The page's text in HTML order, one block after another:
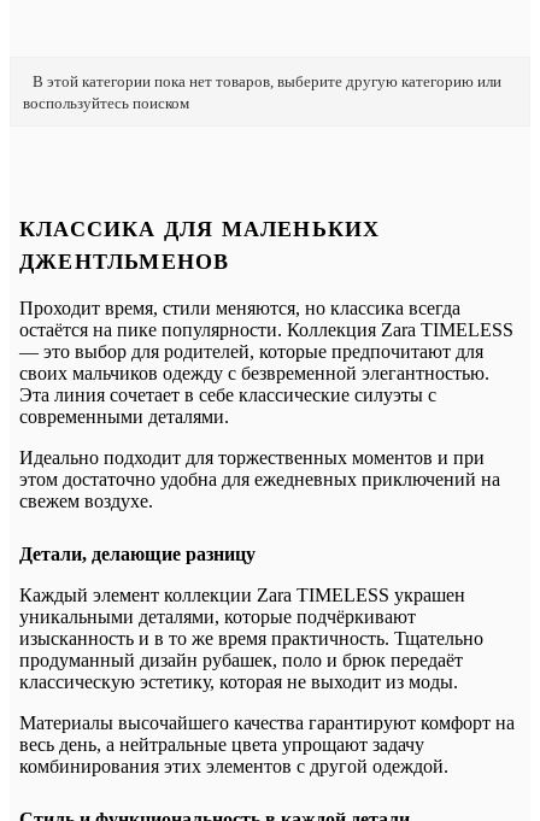
В этой категории пока нет товаров, выберите другую категорию или
воспользуйтесь поиском
КЛАССИКА ДЛЯ МАЛЕНЬКИХ
ДЖЕНТЛЬМЕНОВ
Проходит время, стили меняются, но классика всегда
остаётся на пике популярности. Коллекция Zara TIMELESS
— это выбор для родителей, которые предпочитают для
своих мальчиков одежду с безвременной элегантностью.
Эта линия сочетает в себе классические силуэты с
современными деталями.
Идеально подходит для торжественных моментов и при
этом достаточно удобна для ежедневных приключений на
свежем воздухе.
Детали, делающие разницу
Каждый элемент коллекции Zara TIMELESS украшен
уникальными деталями, которые подчёркивают
изысканность и в то же время практичность. Тщательно
продуманный дизайн рубашек, поло и брюк передаёт
классическую эстетику, которая не выходит из моды.
Материалы высочайшего качества гарантируют комфорт на
весь день, а нейтральные цвета упрощают задачу
комбинирования этих элементов с другой одеждой.